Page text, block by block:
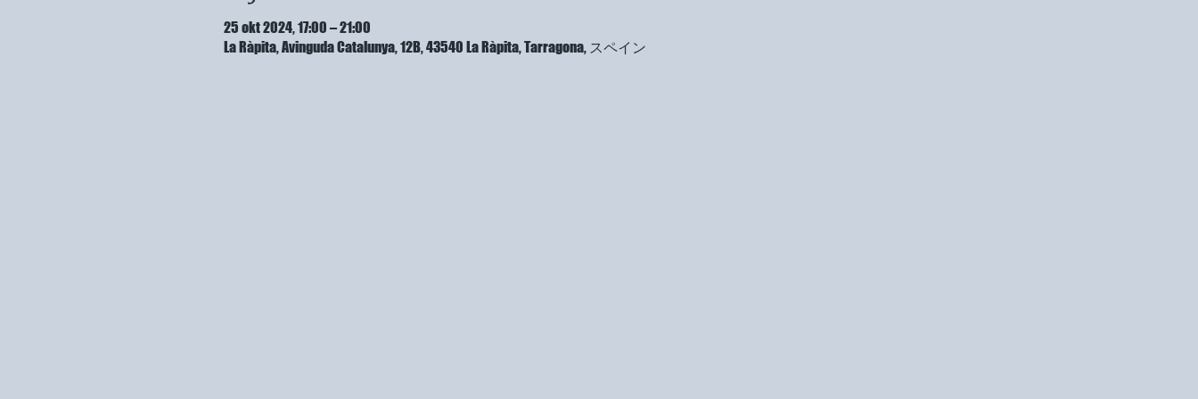
25 okt 2024, 17:00 – 21:00
La Ràpita, Avinguda Catalunya, 12B, 43540 La Ràpita, Tarragona, スペイン